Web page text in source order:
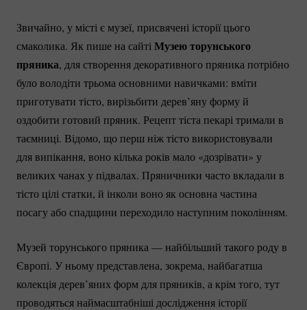
Звичайно, у місті є музеї, присвячені історії цього
смаколика. Як пише на сайті Музею торунського
пряника, для створення декоративного пряника потрібно
було володіти трьома основними навичками: вміти
приготувати тісто, вирізьбити дерев’яну форму й
оздобити готовий пряник. Рецепт тіста пекарі тримали в
таємниці. Відомо, що перш ніж тісто використовували
для випікання, воно кілька років мало «дозрівати» у
великих чанах у підвалах. Пряничники часто вкладали в
тісто цілі статки, й інколи воно як основна частина
посагу або спадщини переходило наступним поколінням.
Музей торунського пряника — найбільший такого роду в
Європі. У ньому представлена, зокрема, найбагатша
колекція дерев’яних форм для пряників, а крім того, тут
проводяться наймасштабніші дослідження історії